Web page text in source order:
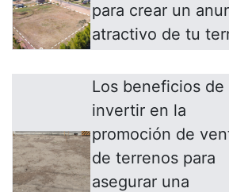
para crear un
atractivo de tu
Los beneficios de
invertir en la
promoción de
de terrenos para
asegurar una